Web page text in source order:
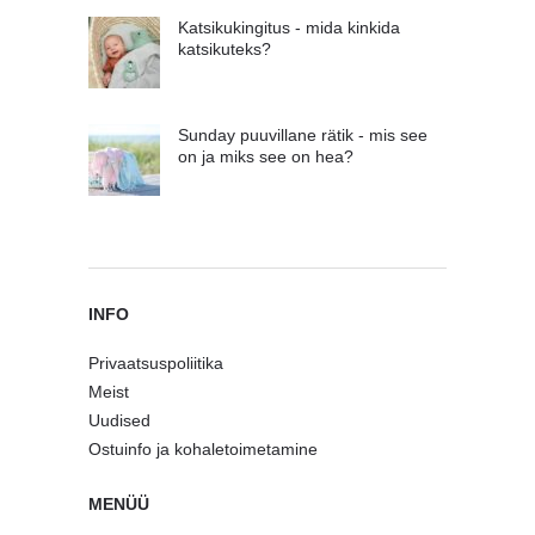
Katsikukingitus - mida kinkida
katsikuteks?
Sunday puuvillane rätik - mis see
on ja miks see on hea?
INFO
Privaatsuspoliitika
Meist
Uudised
Ostuinfo ja kohaletoimetamine
MENÜÜ